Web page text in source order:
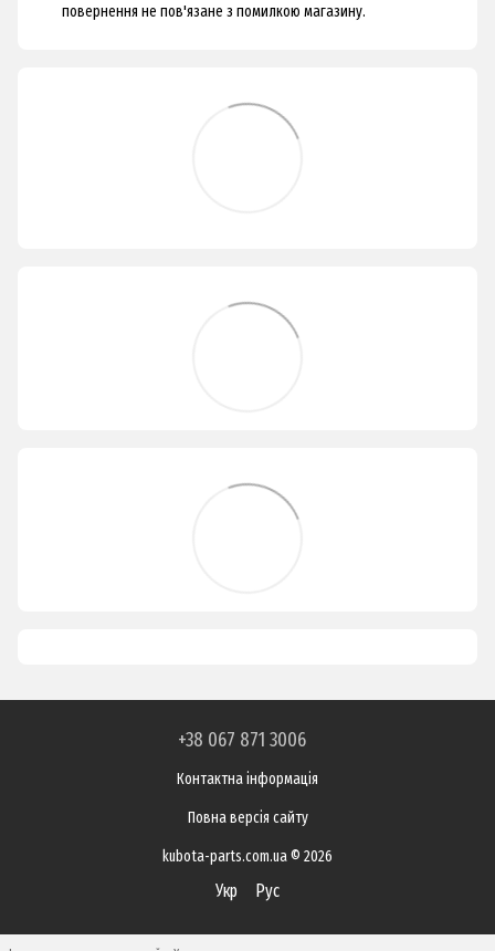
повернення не пов'язане з помилкою магазину.
+38 067 871 3006
Контактна інформація
Повна версія сайту
kubota-parts.com.ua © 2026
Укр Рус